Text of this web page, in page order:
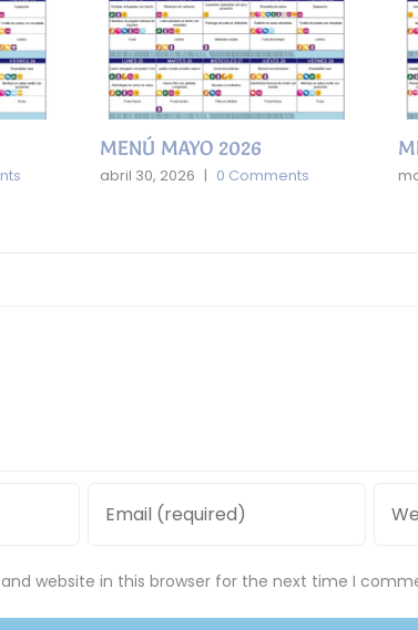
MENÚ MAYO 2026
abril 30, 2026 | 0 Comments
website in this browser for the next time I